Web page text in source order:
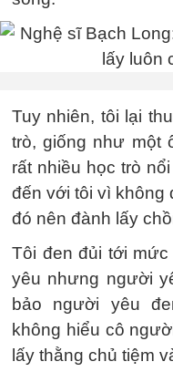
Tuy nhiên, tôi lại
trò, giống như một
rất nhiều học trò
đến với tôi vì không
đó nên đành lấy
Tôi đen đủi tới
yêu nhưng người
bảo người yêu
không hiểu cô
lấy thằng chủ tiệm